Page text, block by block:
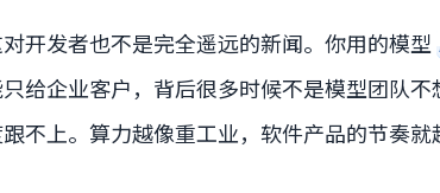
开发者也不是完全遥远的新闻。你用的模型
给企业客户，背后很多时候不是模型团队
不上。算力越像重工业，软件产品的节奏就